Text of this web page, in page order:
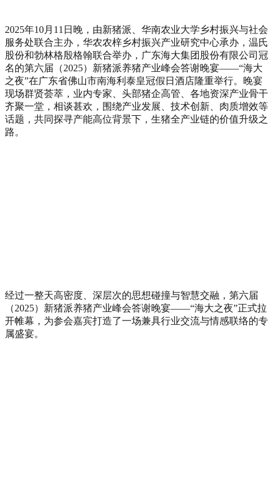
2025年10月 11 日晚，由新猪派、华南农业大学乡村振兴与社会
服务处联合主办，华农农梓乡村振兴产业研究中心承办，温氏
股份和勃林格殷格翰联合举办，广东海大集团股份有限公司冠
名的第六届（2025）新猪派养猪产业峰会答谢晚宴——“海大
之夜”在广东省佛山市南海利泰皇冠假日酒店隆重举行。晚宴
现场群贤荟萃，业内专家、头部猪企高管、各地资深产业骨干
齐聚一堂，相谈甚欢，围绕产业发展、技术创新、肉质增效等
话题，共同探寻产能高位背景下，生猪全产业链的价值升级之
路。
经过一整天高密度、深层次的思想碰撞与智慧交融，第六届
（2025）新猪派养猪产业峰会答谢晚宴——“海大之夜”正式拉
开帷幕，为参会嘉宾打造了一场兼具行业交流与情感联络的专
属盛宴。